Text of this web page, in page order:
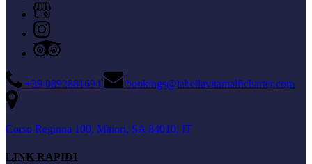
+39 0892881694 bookings@labellavitamalficharter.com
Corso Reginna 100, Maiori, SA 84010, IT
LINK RAPIDI